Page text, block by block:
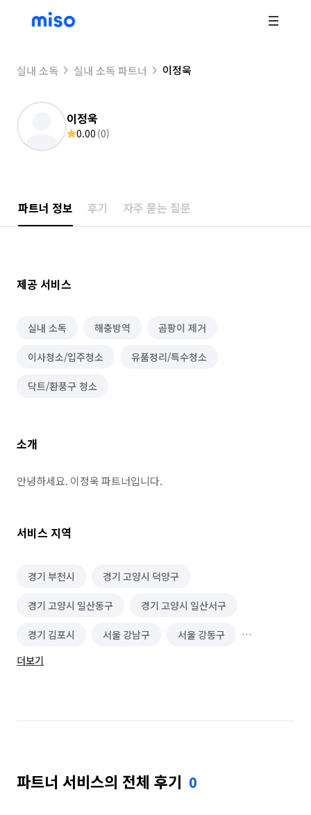
실내 소독 실내 소독 파트너 이정욱
이정욱
0.00 (0)
파트너 정보 후기 자주 묻는 질문
제공 서비스
실내 소독 해충방역 곰팡이 제거
이사청소/입주청소 유품정리/특수청소
닥트/환풍구 청소
소개
안녕하세요. 이정욱 파트너입니다.
서비스 지역
경기 부천시 경기 고양시 덕양구
경기 고양시 일산동구 경기 고양시 일산서구
경기 김포시 서울 강남구 서울 강동구
서울 강북구
서울 노원구 서울 도봉구 서울 동대문구
서울 서초구 서울 성동구 서울 성북구
더보기
파트너 서비스의 전체 후기 0